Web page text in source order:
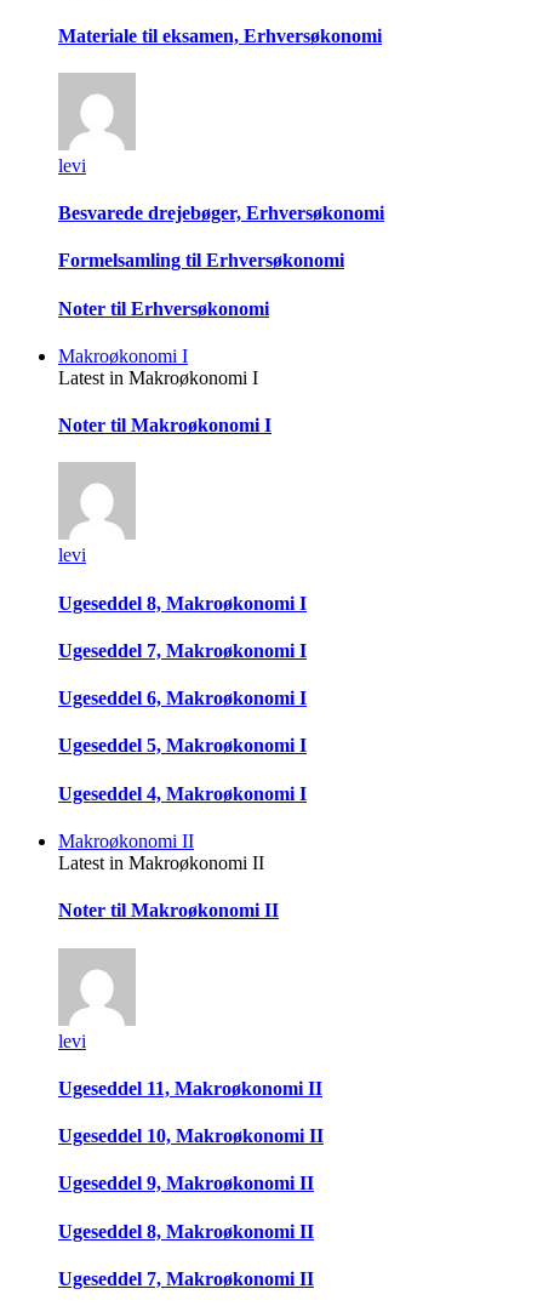
Materiale til eksamen, Erhversøkonomi
levi
Besvarede drejebøger, Erhversøkonomi
Formelsamling til Erhversøkonomi
Noter til Erhversøkonomi
Makroøkonomi I
Latest in Makroøkonomi I
Noter til Makroøkonomi I
levi
Ugeseddel 8, Makroøkonomi I
Ugeseddel 7, Makroøkonomi I
Ugeseddel 6, Makroøkonomi I
Ugeseddel 5, Makroøkonomi I
Ugeseddel 4, Makroøkonomi I
Makroøkonomi II
Latest in Makroøkonomi II
Noter til Makroøkonomi II
levi
Ugeseddel 11, Makroøkonomi II
Ugeseddel 10, Makroøkonomi II
Ugeseddel 9, Makroøkonomi II
Ugeseddel 8, Makroøkonomi II
Ugeseddel 7, Makroøkonomi II